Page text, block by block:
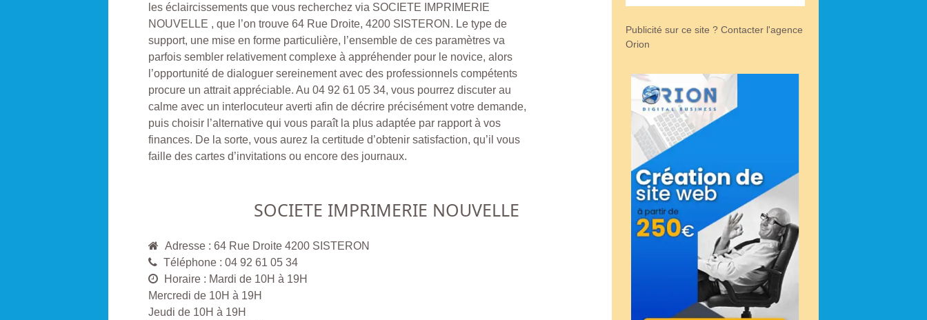
les éclaircissements que vous recherchez via SOCIETE IMPRIMERIE
NOUVELLE , que l’on trouve 64 Rue Droite, 4200 SISTERON. Le type de
support, une mise en forme particulière, l’ensemble de ces paramètres va
parfois sembler relativement complexe à appréhender pour le novice, alors
l’opportunité de dialoguer sereinement avec des professionnels compétents
procure un attrait appréciable. Au 04 92 61 05 34, vous pourrez discuter au
calme avec un interlocuteur averti afin de décrire précisément votre demande,
puis choisir l’alternative qui vous paraît la plus adaptée par rapport à vos
finances. De la sorte, vous aurez la certitude d’obtenir satisfaction, qu’il vous
faille des cartes d’invitations ou encore des journaux.
SOCIETE IMPRIMERIE NOUVELLE
Adresse : 64 Rue Droite 4200 SISTERON
Téléphone : 04 92 61 05 34
Horaire : Mardi de 10H à 19H
Mercredi de 10H à 19H
Jeudi de 10H à 19H
Publicité sur ce site ? Contacter l'agence
Orion